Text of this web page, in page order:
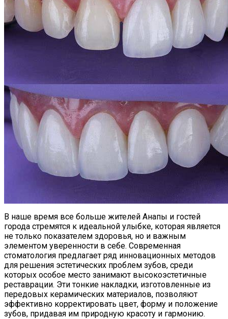
В наше время все больше жителей Анапы и гостей
города стремятся к идеальной улыбке, которая является
не только показателем здоровья, но и важным
элементом уверенности в себе. Современная
стоматология предлагает ряд инновационных методов
для решения эстетических проблем зубов, среди
которых особое место занимают высокоэстетичные
реставрации. Эти тонкие накладки, изготовленные из
передовых керамических материалов, позволяют
эффективно корректировать цвет, форму и положение
зубов, придавая им природную красоту и гармонию.